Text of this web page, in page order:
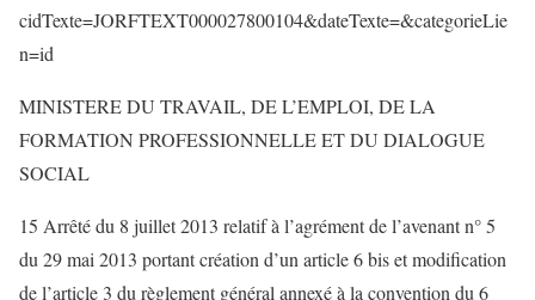
cidTexte=JORFTEXT000027800104&dateTexte=&categorieLie
n=id
MINISTERE DU TRAVAIL, DE L’EMPLOI, DE LA
FORMATION PROFESSIONNELLE ET DU DIALOGUE
SOCIAL
15 Arrêté du 8 juillet 2013 relatif à l’agrément de l’avenant n° 5
du 29 mai 2013 portant création d’un article 6 bis et modification
de l’article 3 du règlement général annexé à la convention du 6